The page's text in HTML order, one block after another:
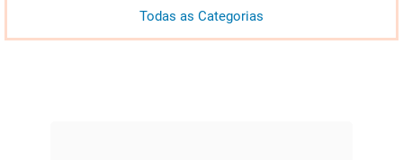
Todas as Categorias